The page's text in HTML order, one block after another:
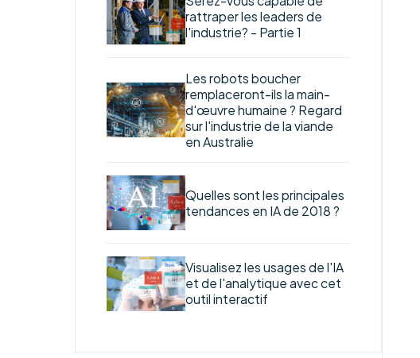
rattraper les leaders de
l'industrie? - Partie 1
Les robots boucher
remplaceront-ils la main-
d'œuvre humaine ? Regard
sur l'industrie de la viande
en Australie
Quelles sont les principales
tendances en IA de 2018 ?
Visualisez les usages de l'IA
et de l'analytique avec cet
outil interactif